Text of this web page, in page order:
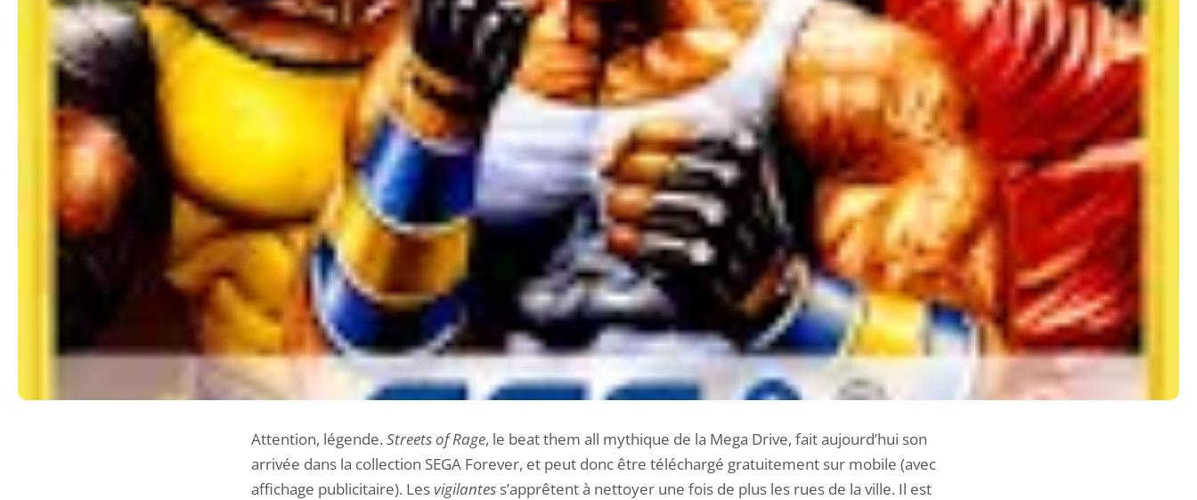
Attention, légende. Streets of Rage, le beat them all mythique de la Mega Drive, fait aujourd’hui son
arrivée dans la collection SEGA Forever, et peut donc être téléchargé gratuitement sur mobile (avec
affichage publicitaire). Les vigilantes s’apprêtent à nettoyer une fois de plus les rues de la ville. Il est